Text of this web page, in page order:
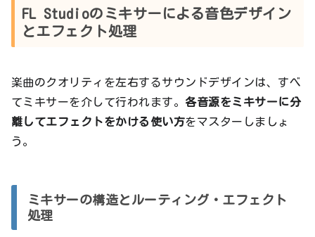
FL Studioのミキサーによる音色デザイン
とエフェクト処理
楽曲のクオリティを左右するサウンドデザインは、すべ
てミキサーを介して行われます。 各音源をミキサーに分
離してエフェクトをかける使い方をマスターしましょ
う。
ミキサーの構造とルーティング・エフェクト
処理